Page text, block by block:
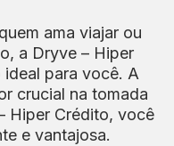
ama viajar ou
a Dryve – Hiper
para você. A
crucial na tomada
Hiper Crédito, você
e vantajosa.